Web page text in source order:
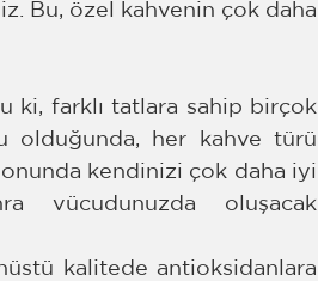
Bu, özel kahvenin çok daha
ki, farklı tatlara sahip birçok
olduğunda, her kahve türü
kendinizi çok daha iyi
vücudunuzda oluşacak
kalitede antioksidanlara